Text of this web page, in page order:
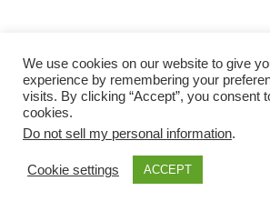
We use cookies on our website to give
experience by remembering your
visits. By clicking “Accept”, you consent
cookies.
Do not sell my personal information.
Cookie settings ACCEPT